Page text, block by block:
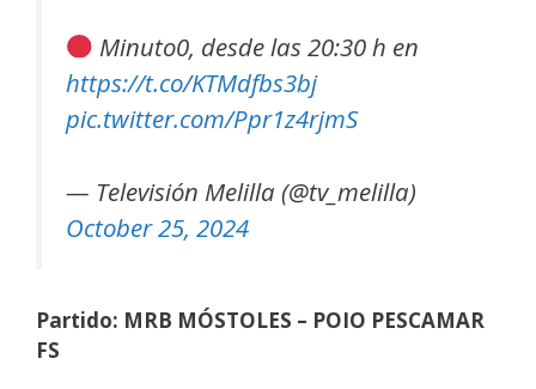
Minuto0, desde las 20:30 h en
https://t.co/KTMdfbs3bj
pic.twitter.com/Ppr1z4rjmS
— Televisión Melilla (@tv_melilla)
October 25, 2024
Partido: MRB MÓSTOLES – POIO PESCAMAR
FS